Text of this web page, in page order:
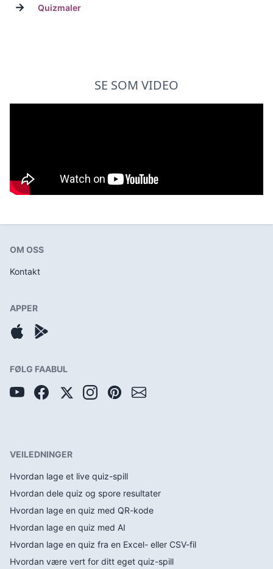
→ Quizmaler
SE SOM VIDEO
OM OSS
Kontakt
APPER
FØLG FAABUL
VEILEDNINGER
Hvordan lage et live quiz-spill
Hvordan dele quiz og spore resultater
Hvordan lage en quiz med QR-kode
Hvordan lage en quiz med AI
Hvordan lage en quiz fra en Excel- eller CSV-fil
Hvordan være vert for ditt eget quiz-spill